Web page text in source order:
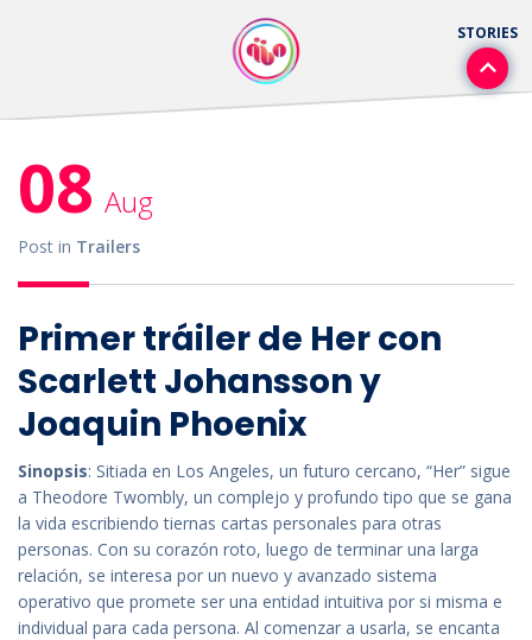
08 Aug
Post in Trailers
Primer tráiler de Her con
Scarlett Johansson y
Joaquin Phoenix
Sinopsis: Sitiada en Los Angeles, un futuro cercano, “Her” sigue
a Theodore Twombly, un complejo y profundo tipo que se gana
la vida escribiendo tiernas cartas personales para otras
personas. Con su corazón roto, luego de terminar una larga
relación, se interesa por un nuevo y avanzado sistema
operativo que promete ser una entidad intuitiva por si misma e
individual para cada persona. Al comenzar a usarla, se encanta